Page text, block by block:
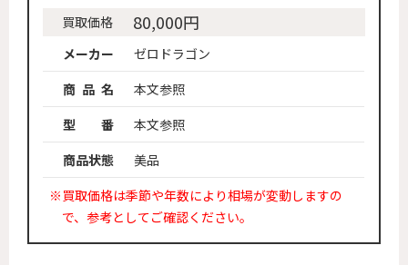
買取価格 80,000円
メーカー
ゼロドラゴン
商 品 名
本文参照
型 番
本文参照
商品状態
美品
※買取価格は季節や年数により相場が変動しますの
で、参考としてご確認ください。